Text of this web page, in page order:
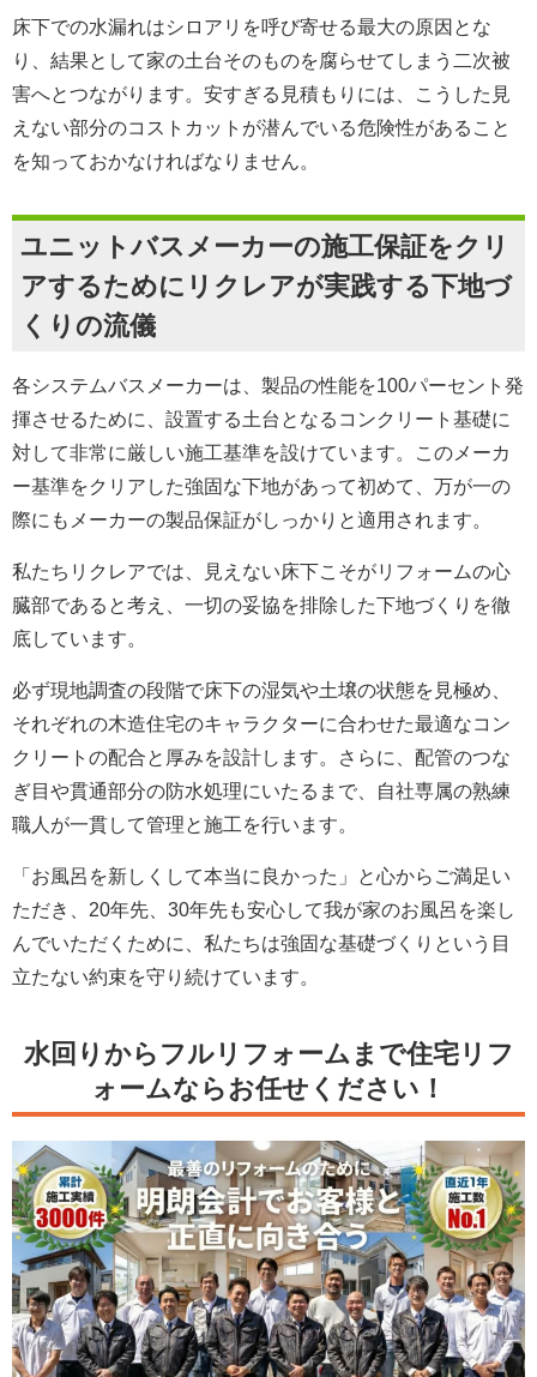
床下での水漏れはシロアリを呼び寄せる最大の原因とな
り、結果として家の土台そのものを腐らせてしまう二次被
害へとつながります。安すぎる見積もりには、こうした見
えない部分のコストカットが潜んでいる危険性があること
を知っておかなければなりません。
ユニットバスメーカーの施工保証をクリ
アするためにリクレアが実践する下地づ
くりの流儀
各システムバスメーカーは、製品の性能を100パーセント発
揮させるために、設置する土台となるコンクリート基礎に
対して非常に厳しい施工基準を設けています。このメーカ
ー基準をクリアした強固な下地があって初めて、万が一の
際にもメーカーの製品保証がしっかりと適用されます。
私たちリクレアでは、見えない床下こそがリフォームの心
臓部であると考え、一切の妥協を排除した下地づくりを徹
底しています。
必ず現地調査の段階で床下の湿気や土壌の状態を見極め、
それぞれの木造住宅のキャラクターに合わせた最適なコン
クリートの配合と厚みを設計します。さらに、配管のつな
ぎ目や貫通部分の防水処理にいたるまで、自社専属の熟練
職人が一貫して管理と施工を行います。
「お風呂を新しくして本当に良かった」と心からご満足い
ただき、20年先、30年先も安心して我が家のお風呂を楽し
んでいただくために、私たちは強固な基礎づくりという目
立たない約束を守り続けています。
水回りからフルリフォームまで住宅リフ
ォームならお任せください！